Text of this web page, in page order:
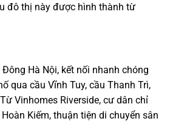
đô thị này được hình thành từ
Hà Nội, kết nối nhanh chóng
qua cầu Vĩnh Tuy, cầu Thanh Trì,
Vinhomes Riverside, cư dân chỉ
Kiếm, thuận tiện di chuyển sân